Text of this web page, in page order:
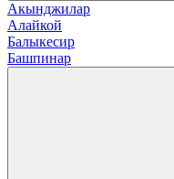
Акынджилар
Алайкой
Балыкесир
Башпинар